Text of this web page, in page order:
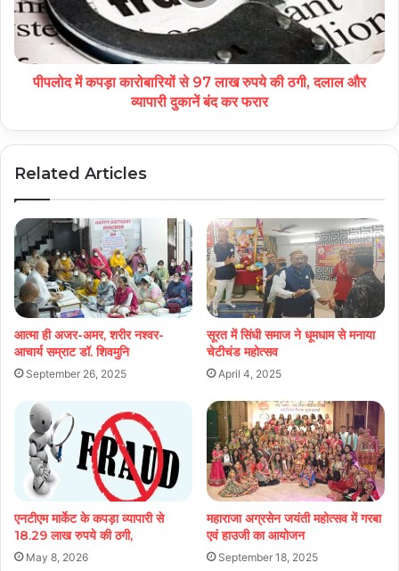
पीपलोद में कपड़ा कारोबारियों से 97 लाख रुपये की ठगी, दलाल और
व्यापारी दुकानें बंद कर फरार
Related Articles
आत्मा ही अजर-अमर, शरीर नश्वर-
आचार्य सम्राट डॉ. शिवमुनि
September 26, 2025
सूरत में सिंधी समाज ने धूमधाम से मनाया
चेटीचंड महोत्सव
April 4, 2025
एनटीएम मार्केट के कपड़ा व्यापारी से
18.29 लाख रुपये की ठगी,
May 8, 2026
महाराजा अग्रसेन जयंती महोत्सव में गरबा
एवं हाउजी का आयोजन
September 18, 2025